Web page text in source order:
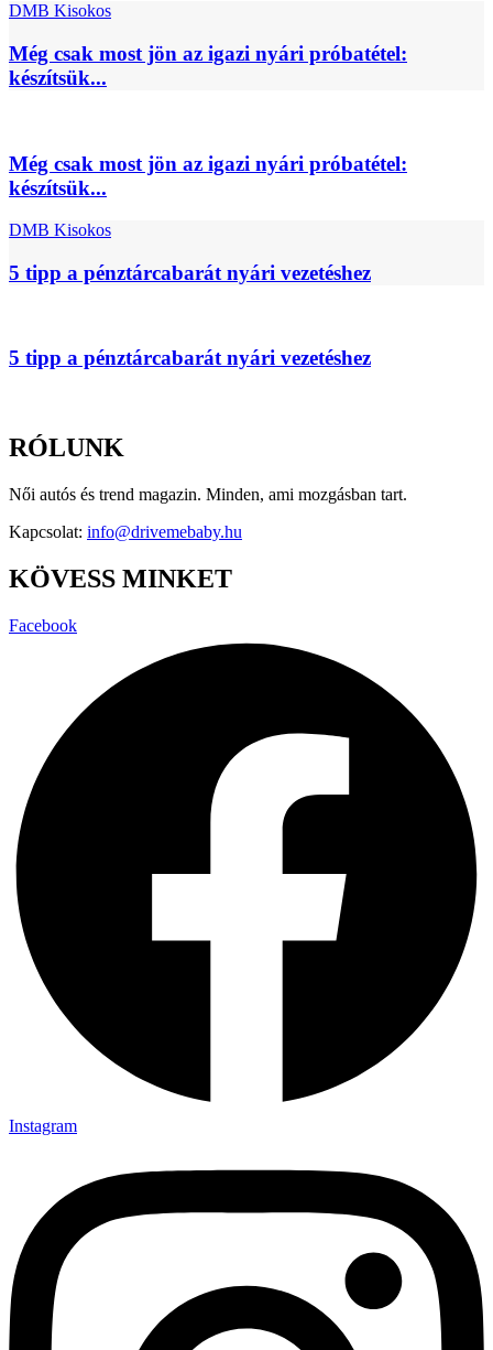
DMB Kisokos
Még csak most jön az igazi nyári próbatétel:
készítsük...
Még csak most jön az igazi nyári próbatétel:
készítsük...
DMB Kisokos
5 tipp a pénztárcabarát nyári vezetéshez
5 tipp a pénztárcabarát nyári vezetéshez
RÓLUNK
Női autós és trend magazin. Minden, ami mozgásban tart.
Kapcsolat: info@drivemebaby.hu
KÖVESS MINKET
Facebook
Instagram